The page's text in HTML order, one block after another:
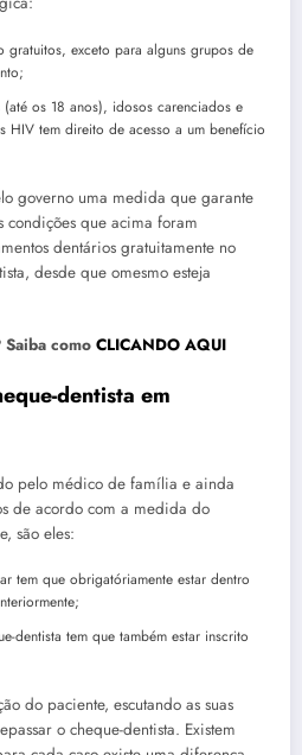
gratuitos, exceto para alguns grupos de
os 18 anos), idosos carenciados e
HIV tem direito de acesso a um benefício
governo uma medida que garante
condições que acima foram
dentários gratuitamente no
desde que omesmo esteja
como CLICANDO AQUI
dentista em
pelo médico de família e ainda
de acordo com a medida do
são eles:
tem que obrigatóriamente estar dentro
dentista tem que também estar inscrito
do paciente, escutando as suas
o cheque-dentista. Existem